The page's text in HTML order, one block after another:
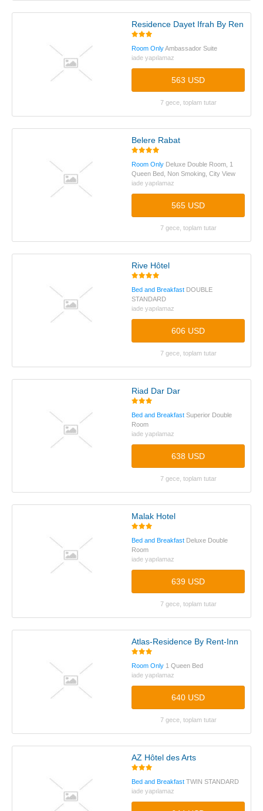
Residence Dayet Ifrah By Rent-Inn
Room OnlyAmbassador Suite
iade yapılamaz
563 USD
7 gece, toplam tutar
Belere Rabat
Room Only Deluxe Double Room, 1
Queen Bed, Non Smoking, City View
iade yapılamaz
565 USD
7 gece, toplam tutar
Rive Hôtel
Bed and Breakfast DOUBLE
STANDARD
iade yapılamaz
606 USD
7 gece, toplam tutar
Riad Dar Dar
Bed and Breakfast Superior Double
Room
iade yapılamaz
638 USD
7 gece, toplam tutar
Malak Hotel
Bed and Breakfast Deluxe Double
Room
iade yapılamaz
639 USD
7 gece, toplam tutar
Atlas-Residence By Rent-Inn
Room Only 1 Queen Bed
iade yapılamaz
640 USD
7 gece, toplam tutar
AZ Hôtel des Arts
Bed and Breakfast TWIN STANDARD
iade yapılamaz